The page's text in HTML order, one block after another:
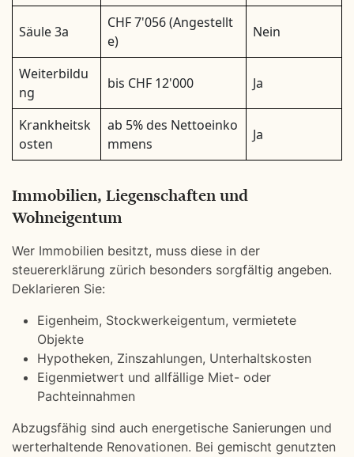
Säule 3a
CHF 7'056 (Angestellt
e)
Nein
Weiterbildu
ng
bis CHF 12'000 Ja
Krankheitsk
osten
ab 5% des Nettoeinko
mmens
Ja
Immobilien, Liegenschaften und
Wohneigentum
Wer Immobilien besitzt, muss diese in der
steuererklärung zürich besonders sorgfältig angeben.
Deklarieren Sie:
Eigenheim, Stockwerkeigentum, vermietete
Objekte
Hypotheken, Zinszahlungen, Unterhaltskosten
Eigenmietwert und allfällige Miet- oder
Pachteinnahmen
Abzugsfähig sind auch energetische Sanierungen und
werterhaltende Renovationen. Bei gemischt genutzten